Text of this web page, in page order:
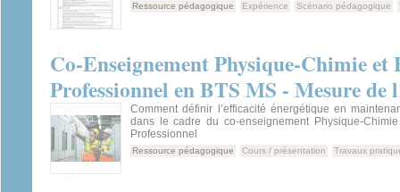
Ressource pédagogique Expérience Scénario pédagogique
Co-Enseignement Physique-Chimie et
Professionnel en BTS MS - Mesure de
Comment définir l’efficacité énergétique en
dans le cadre du co-enseignement Physique-
Professionnel
Ressource pédagogique Cours / présentation Travaux